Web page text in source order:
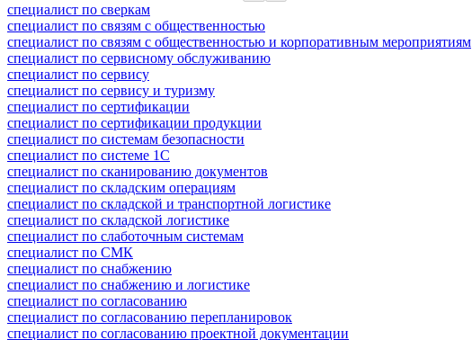
специалист по сверкам
специалист по связям с общественностью
специалист по связям с общественностью и корпоративным мероприятиям
специалист по сервисному обслуживанию
специалист по сервису
специалист по сервису и туризму
специалист по сертификации
специалист по сертификации продукции
специалист по системам безопасности
специалист по системе 1С
специалист по сканированию документов
специалист по складским операциям
специалист по складской и транспортной логистике
специалист по складской логистике
специалист по слаботочным системам
специалист по СМК
специалист по снабжению
специалист по снабжению и логистике
специалист по согласованию
специалист по согласованию перепланировок
специалист по согласованию проектной документации